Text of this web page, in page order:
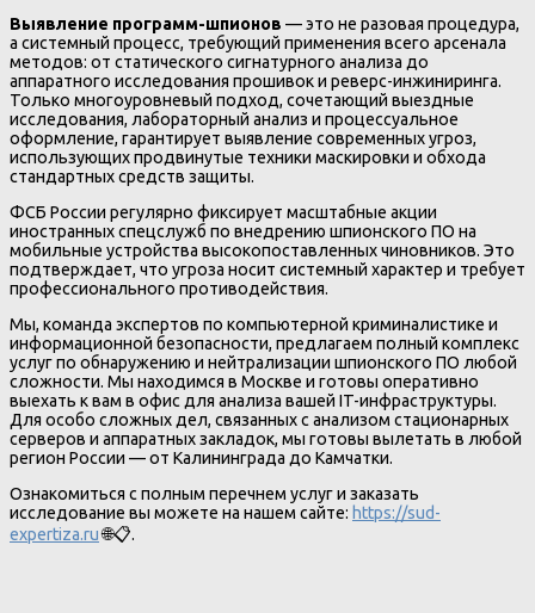
Выявление программ-шпионов — это не разовая процедура,
а системный процесс, требующий применения всего арсенала
методов: от статического сигнатурного анализа до
аппаратного исследования прошивок и реверс-инжиниринга.
Только многоуровневый подход, сочетающий выездные
исследования, лабораторный анализ и процессуальное
оформление, гарантирует выявление современных угроз,
использующих продвинутые техники маскировки и обхода
стандартных средств защиты.
ФСБ России регулярно фиксирует масштабные акции
иностранных спецслужб по внедрению шпионского ПО на
мобильные устройства высокопоставленных чиновников. Это
подтверждает, что угроза носит системный характер и требует
профессионального противодействия.
Мы, команда экспертов по компьютерной криминалистике и
информационной безопасности, предлагаем полный комплекс
услуг по обнаружению и нейтрализации шпионского ПО любой
сложности. Мы находимся в Москве и готовы оперативно
выехать к вам в офис для анализа вашей IT-инфраструктуры.
Для особо сложных дел, связанных с анализом стационарных
серверов и аппаратных закладок, мы готовы вылетать в любой
регион России — от Калининграда до Камчатки.
Ознакомиться с полным перечнем услуг и заказать
исследование вы можете на нашем сайте: https://sud-
expertiza.ru🌐📋.